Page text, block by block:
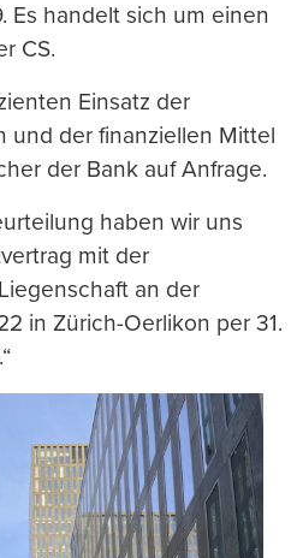
Es handelt sich um einen
CS.
Einsatz der
und der finanziellen Mittel
der Bank auf Anfrage.
haben wir uns
mit der
an der
in Zürich-Oerlikon per 31.